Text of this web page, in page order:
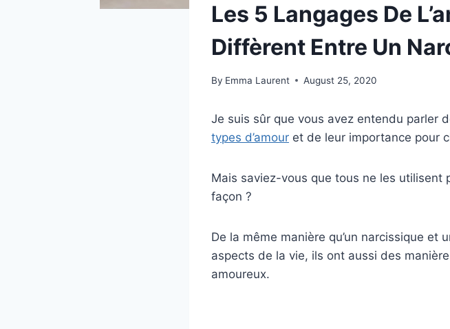
Les 5 Langages De
Diffèrent Entre Un
By Emma Laurent August 25, 2020
Je suis sûr que vous avez entendu parler
types d’amour et de leur importance pour
Mais saviez-vous que tous ne les utilisent
façon ?
De la même manière qu’un narcissique
aspects de la vie, ils ont aussi des
amoureux.